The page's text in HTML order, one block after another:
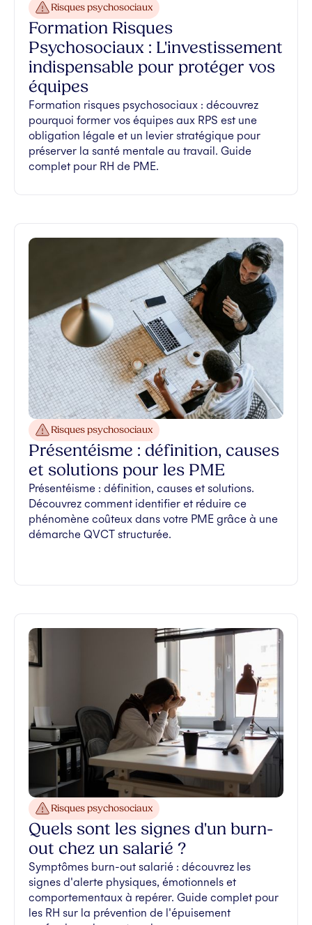
Risques psychosociaux
Formation Risques
Psychosociaux : L'investissement
indispensable pour protéger vos
équipes
Formation risques psychosociaux : découvrez
pourquoi former vos équipes aux RPS est une
obligation légale et un levier stratégique pour
préserver la santé mentale au travail. Guide
complet pour RH de PME.
Risques psychosociaux
Présentéisme : définition, causes
et solutions pour les PME
Présentéisme : définition, causes et solutions.
Découvrez comment identifier et réduire ce
phénomène coûteux dans votre PME grâce à une
démarche QVCT structurée.
Risques psychosociaux
Quels sont les signes d'un burn-
out chez un salarié ?
Symptômes burn-out salarié : découvrez les
signes d'alerte physiques, émotionnels et
comportementaux à repérer. Guide complet pour
les RH sur la prévention de l'épuisement